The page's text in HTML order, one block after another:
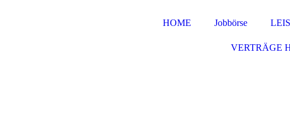
HOME Jobbörse
VERTRÄGE